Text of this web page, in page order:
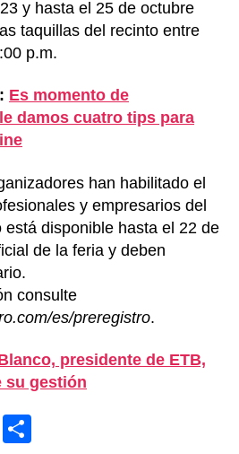
y hasta el 25 de octubre
taquillas del recinto entre
p.m.
Es momento de
damos cuatro tips para
han habilitado el
y empresarios del
está disponible hasta el 22 de
de la feria y deben
consulte
es/preregistro.
presidente de ETB,
su gestión
Pi